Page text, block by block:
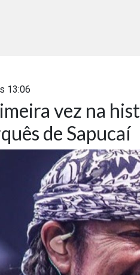
13:06
vez na
de Sapucaí